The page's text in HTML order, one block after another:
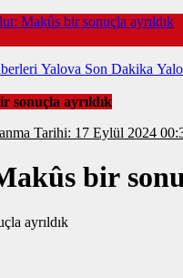
Makûs bir sonuçla ayrıldık
Yalova Son Dakika
sonuçla ayrıldık
Yayınlanma Tarihi: 17 Eylül 2024
bir